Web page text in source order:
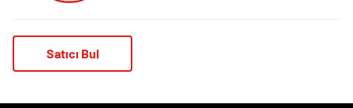
Satıcı Bul